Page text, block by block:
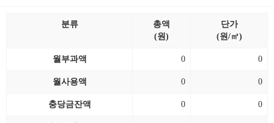
분류
총액
(원)
단가
(원/㎡)
월부과액 0 0
월사용액 0 0
충당금잔액 0 0